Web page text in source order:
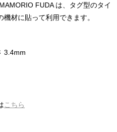
FUDA は、タグ型のタイ
材に貼って利用できます。
3.4mm
こちら